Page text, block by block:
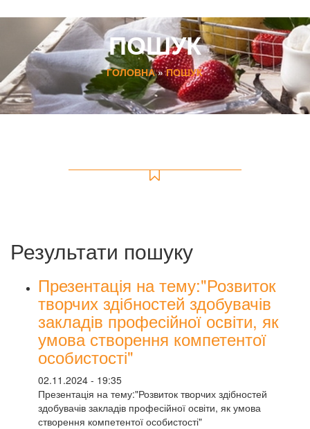
ПОШУК
ГОЛОВНА»ПОШУК
Результати пошуку
Презентація на тему:"Розвиток
творчих здібностей здобувачів
закладів професійної освіти, як
умова створення компетентої
особистості"
02.11.2024 - 19:35
Презентація на тему:"Розвиток творчих здібностей
здобувачів закладів професійної освіти, як умова
створення компетентої особистості"